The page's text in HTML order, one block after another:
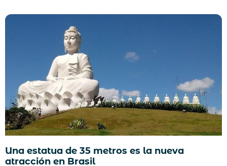
Una estatua de 35 metros es la nueva
atracción en Brasil